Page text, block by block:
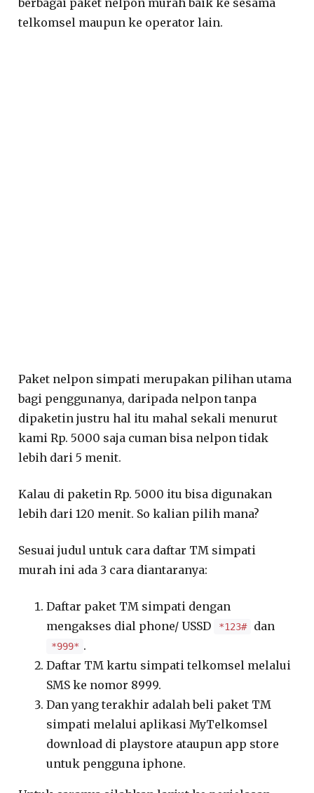
telkomsel maupun ke operator lain.
Paket nelpon simpati merupakan pilihan utama
bagi penggunanya, daripada nelpon tanpa
dipaketin justru hal itu mahal sekali menurut
kami Rp. 5000 saja cuman bisa nelpon tidak
lebih dari 5 menit.
Kalau di paketin Rp. 5000 itu bisa digunakan
lebih dari 120 menit. So kalian pilih mana?
Sesuai judul untuk cara daftar TM simpati
murah ini ada 3 cara diantaranya:
Daftar paket TM simpati dengan
mengakses dial phone/ USSD
*123# dan
*999* .
Daftar TM kartu simpati telkomsel melalui
SMS ke nomor 8999.
Dan yang terakhir adalah beli paket TM
simpati melalui aplikasi MyTelkomsel
download di playstore ataupun app store
untuk pengguna iphone.